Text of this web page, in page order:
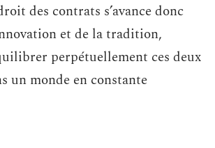
des contrats s’avance donc
et de la tradition,
perpétuellement ces deux
un monde en constante